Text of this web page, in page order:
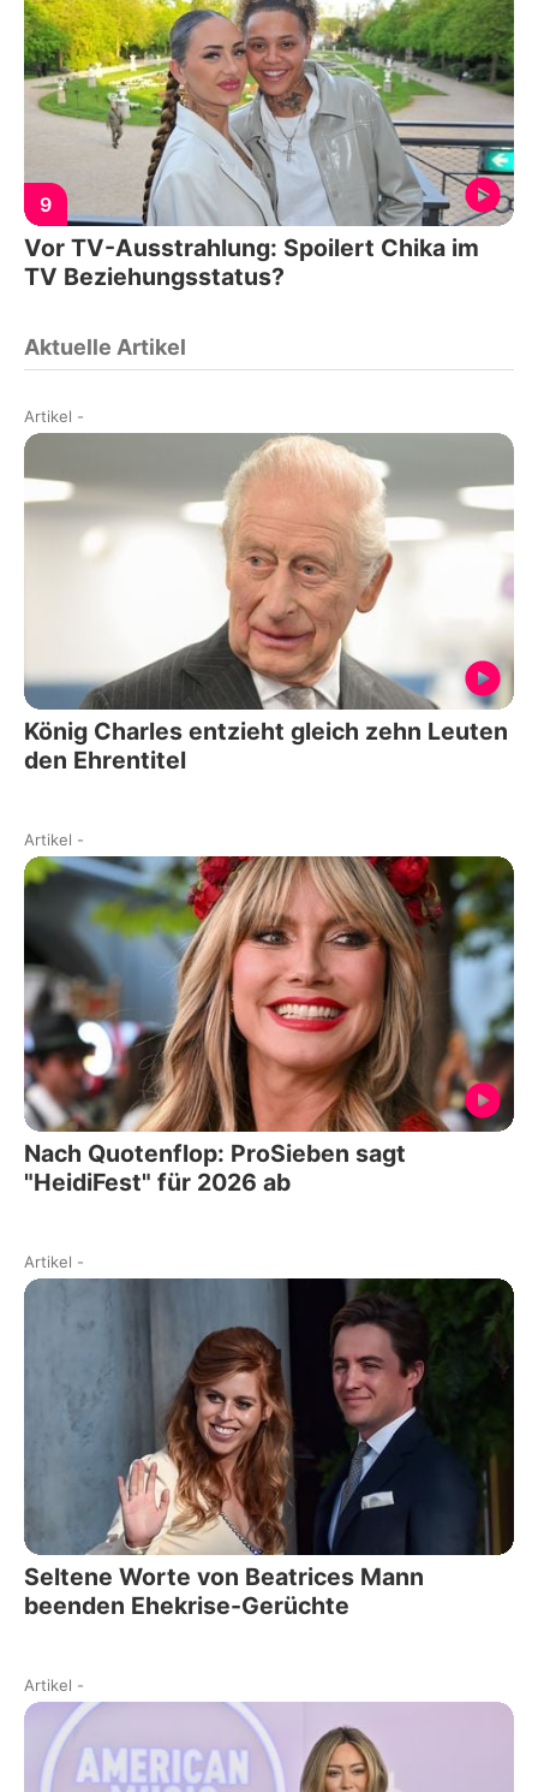
9
Vor TV-Ausstrahlung: Spoilert Chika im
TV Beziehungsstatus?
Aktuelle Artikel
Artikel -
König Charles entzieht gleich zehn Leuten
den Ehrentitel
Artikel -
Nach Quotenflop: ProSieben sagt
"HeidiFest" für 2026 ab
Artikel -
Seltene Worte von Beatrices Mann
beenden Ehekrise-Gerüchte
Artikel -